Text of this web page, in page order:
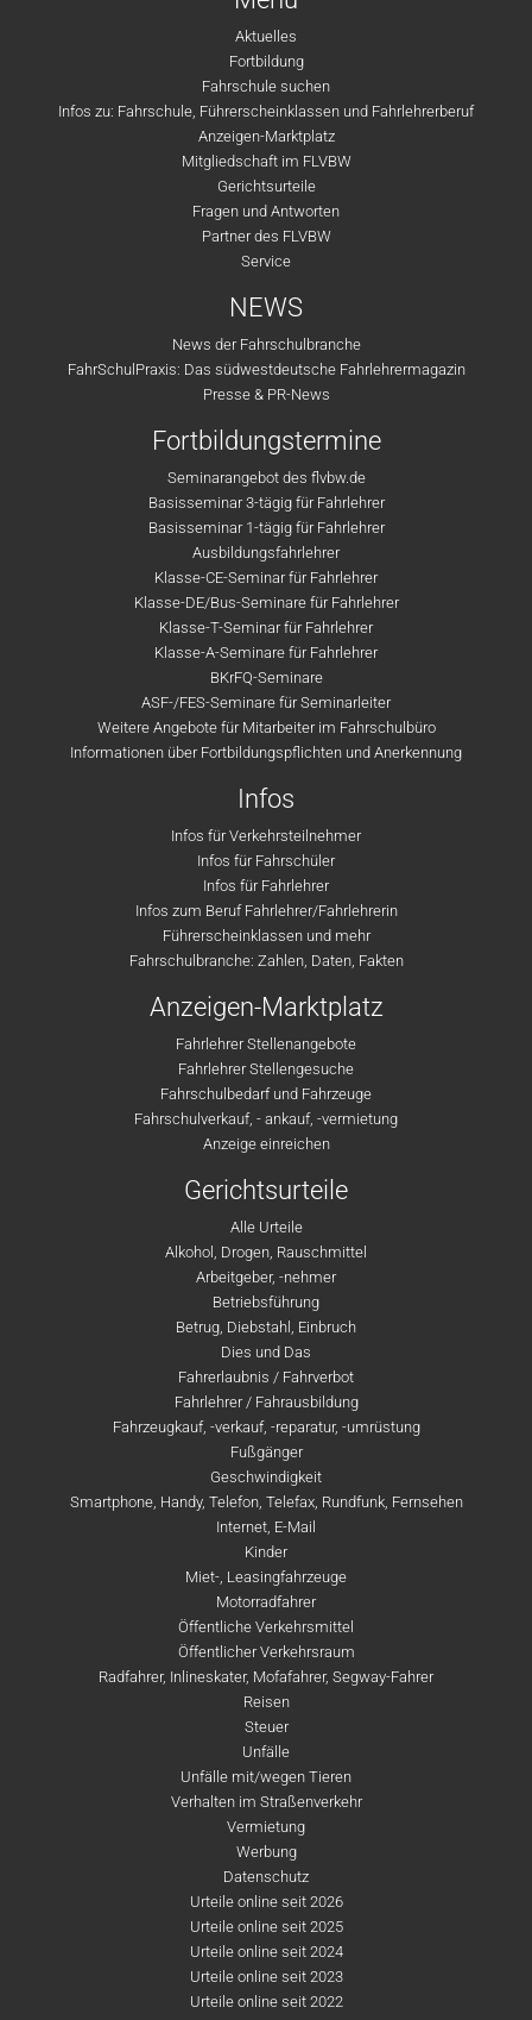
Aktuelles
Fortbildung
Fahrschule suchen
Infos zu: Fahrschule, Führerscheinklassen und Fahrlehrerberuf
Anzeigen-Marktplatz
Mitgliedschaft im FLVBW
Gerichtsurteile
Fragen und Antworten
Partner des FLVBW
Service
NEWS
News der Fahrschulbranche
FahrSchulPraxis: Das südwestdeutsche Fahrlehrermagazin
Presse & PR-News
Fortbildungstermine
Seminarangebot des flvbw.de
Basisseminar 3-tägig für Fahrlehrer
Basisseminar 1-tägig für Fahrlehrer
Ausbildungsfahrlehrer
Klasse-CE-Seminar für Fahrlehrer
Klasse-DE/Bus-Seminare für Fahrlehrer
Klasse-T-Seminar für Fahrlehrer
Klasse-A-Seminare für Fahrlehrer
BKrFQ-Seminare
ASF-/FES-Seminare für Seminarleiter
Weitere Angebote für Mitarbeiter im Fahrschulbüro
Informationen über Fortbildungspflichten und Anerkennung
Infos
Infos für Verkehrsteilnehmer
Infos für Fahrschüler
Infos für Fahrlehrer
Infos zum Beruf Fahrlehrer/Fahrlehrerin
Führerscheinklassen und mehr
Fahrschulbranche: Zahlen, Daten, Fakten
Anzeigen-Marktplatz
Fahrlehrer Stellenangebote
Fahrlehrer Stellengesuche
Fahrschulbedarf und Fahrzeuge
Fahrschulverkauf, - ankauf, -vermietung
Anzeige einreichen
Gerichtsurteile
Alle Urteile
Alkohol, Drogen, Rauschmittel
Arbeitgeber, -nehmer
Betriebsführung
Betrug, Diebstahl, Einbruch
Dies und Das
Fahrerlaubnis / Fahrverbot
Fahrlehrer / Fahrausbildung
Fahrzeugkauf, -verkauf, -reparatur, -umrüstung
Fußgänger
Geschwindigkeit
Smartphone, Handy, Telefon, Telefax, Rundfunk, Fernsehen
Internet, E-Mail
Kinder
Miet-, Leasingfahrzeuge
Motorradfahrer
Öffentliche Verkehrsmittel
Öffentlicher Verkehrsraum
Radfahrer, Inlineskater, Mofafahrer, Segway-Fahrer
Reisen
Steuer
Unfälle
Unfälle mit/wegen Tieren
Verhalten im Straßenverkehr
Vermietung
Werbung
Datenschutz
Urteile online seit 2026
Urteile online seit 2025
Urteile online seit 2024
Urteile online seit 2023
Urteile online seit 2022